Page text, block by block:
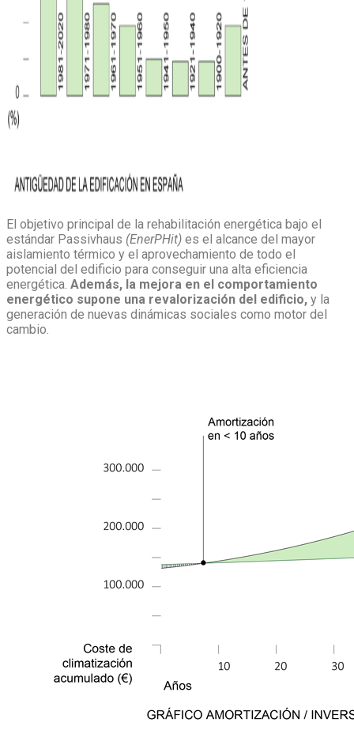
El objetivo principal de la rehabilitación energética bajo el
estándar Passivhaus (EnerPHit) es el alcance del mayor
aislamiento térmico y el aprovechamiento de todo el
potencial del edificio para conseguir una alta eficiencia
energética. Además, la mejora en el comportamiento
energético supone una revalorización del edificio, y la
generación de nuevas dinámicas sociales como motor del
cambio.